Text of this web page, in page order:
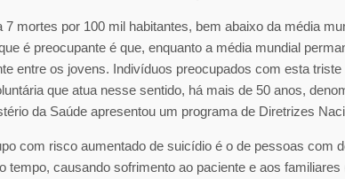
7 mortes por 100 mil habitantes, bem abaixo da média
é preocupante é que, enquanto a média mundial
entre os jovens. Indivíduos preocupados com esta
que atua nesse sentido, há mais de 50 anos,
da Saúde apresentou um programa de Diretrizes
com risco aumentado de suicídio é o de pessoas com
tempo, causando sofrimento ao paciente e aos